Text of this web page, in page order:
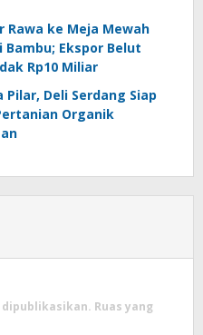
Rawa ke Meja Mewah
Ekspor Belut
Rp10 Miliar
Pilar, Deli Serdang Siap
Organik
Ruas yang